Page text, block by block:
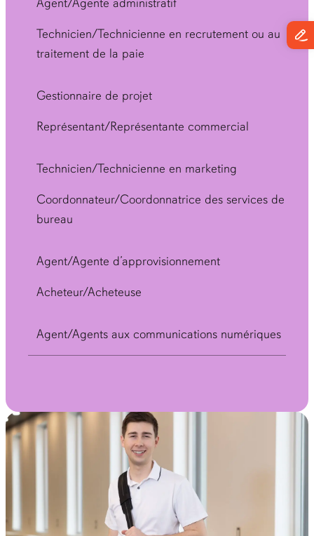
Technicien/Technicienne en recrutement ou au
traitement de la paie
Gestionnaire de projet
Représentant/Représentante commercial
Technicien/Technicienne en marketing
Coordonnateur/Coordonnatrice des services de
bureau
Agent/Agente d’approvisionnement
Acheteur/Acheteuse
Agent/Agents aux communications numériques